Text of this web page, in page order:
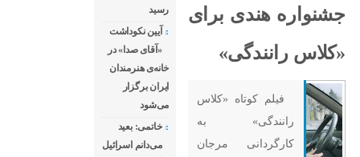
جشنواره هندی برای
«کلاس رانندگی»
فیلم کوتاه «کلاس
رانندگی» به
کارگردانی مرجان
رسید
آیین نکوداشت
«آقای صدا» در
خانه‌ی هنرمندان
ایران برگزار
می‌شود
خاتمی: بعید
می‌دانم اسرائیل